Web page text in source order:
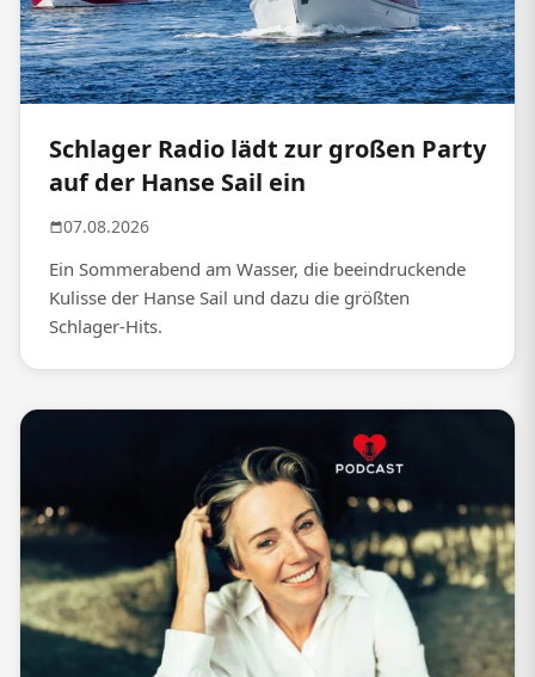
Schlager Radio lädt zur großen Party
auf der Hanse Sail ein
07.08.2026
Ein Sommerabend am Wasser, die beeindruckende
Kulisse der Hanse Sail und dazu die größten
Schlager-Hits.